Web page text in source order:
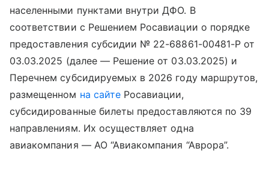
населенными пунктами внутри ДФО. В
соответствии с Решением Росавиации о порядке
предоставления субсидии № 22-68861-00481-Р от
03.03.2025 (далее — Решение от 03.03.2025) и
Перечнем субсидируемых в 2026 году маршрутов,
размещенном на сайтеРосавиации,
субсидированные билеты предоставляются по 39
направлениям. Их осуществляет одна
авиакомпания — АО “Авиакомпания “Аврора”.